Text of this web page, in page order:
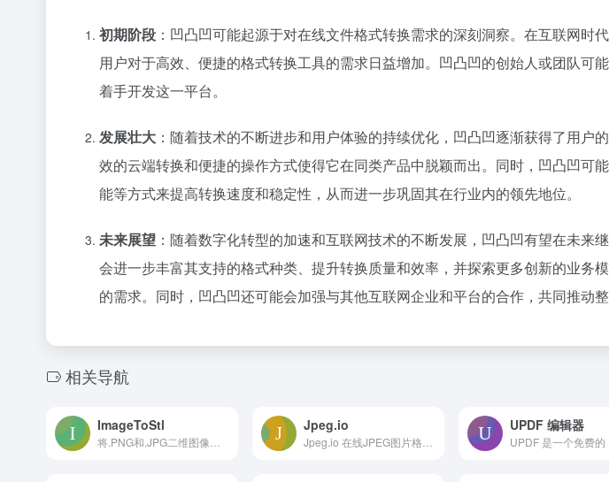
初期阶段 ：凹凸凹可能起源于对在线文件格式转换需求的深刻洞察。在互联网时
用户对于高效、便捷的格式转换工具的需求日益增加。凹凸凹的创始人或团队可
着手开发这一平台。
发展壮大 ：随着技术的不断进步和用户体验的持续优化，凹凸凹逐渐获得了用户
效的云端转换和便捷的操作方式使得它在同类产品中脱颖而出。同时，凹凸凹可
能等方式来提高转换速度和稳定性，从而进一步巩固其在行业内的领先地位。
未来展望 ：随着数字化转型的加速和互联网技术的不断发展，凹凸凹有望在未来
会进一步丰富其支持的格式种类、提升转换质量和效率，并探索更多创新的业务
的需求。同时，凹凸凹还可能会加强与其他互联网企业和平台的合作，共同推动整
相关导航
ImageToStl Jpeg.io UPDF 编辑器